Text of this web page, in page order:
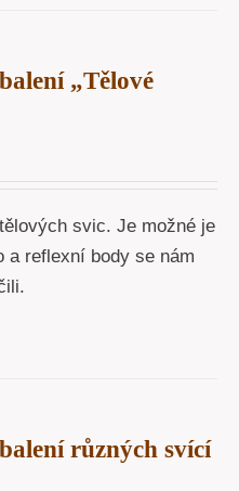
„Tělové
svic. Je možné je
a reflexní body se nám
různých svící